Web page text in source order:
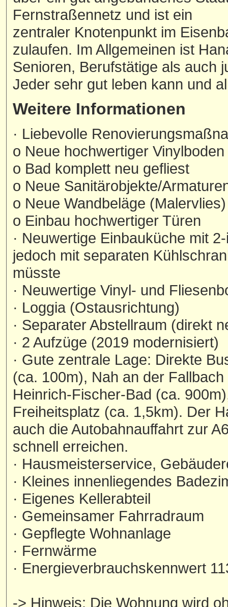
Fernstraßennetz und ist ein
zentraler Knotenpunkt im
zulaufen. Im Allgemeinen ist
Senioren, Berufstätige als auch
Jeder sehr gut leben kann und
Weitere Informationen
· Liebevolle
o Neue hochwertiger
o Bad komplett neu gefliest
o Neue Sanitärobjekte/
o Neue Wandbeläge (Malervlies)
o Einbau hochwertiger Türen
· Neuwertige Einbauküche mit
jedoch mit separaten
müsste
· Neuwertige Vinyl- und
· Loggia (Ostausrichtung)
· Separater Abstellraum (direkt
· 2 Aufzüge (2019 modernisiert)
· Gute zentrale Lage: Direkte
(ca. 100m), Nah an der
Heinrich-Fischer-Bad (ca.
Freiheitsplatz (ca. 1,5km). Der
auch die Autobahnauffahrt zur
schnell erreichen.
· Hausmeisterservice,
· Kleines innenliegendes
· Eigenes Kellerabteil
· Gemeinsamer Fahrradraum
· Gepflegte Wohnanlage
· Fernwärme
· Energieverbrauchskennwert
-> Hinweis: Die Wohnung wird